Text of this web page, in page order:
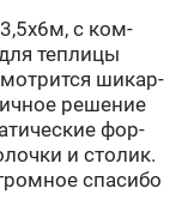
с ком­
теп­ли­цы
ши­кар­
ре­ше­ние
фор­
и сто­лик.
спа­си­бо